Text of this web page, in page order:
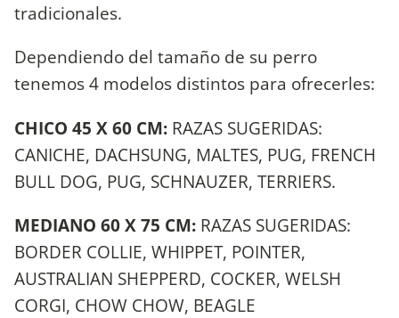
tradicionales.
Dependiendo del tamaño de su perro
tenemos 4 modelos distintos para ofrecerles:
CHICO 45 X 60 CM: RAZAS SUGERIDAS:
CANICHE, DACHSUNG, MALTES, PUG, FRENCH
BULL DOG, PUG, SCHNAUZER, TERRIERS.
MEDIANO 60 X 75 CM: RAZAS SUGERIDAS:
BORDER COLLIE, WHIPPET, POINTER,
AUSTRALIAN SHEPPERD, COCKER, WELSH
CORGI, CHOW CHOW, BEAGLE